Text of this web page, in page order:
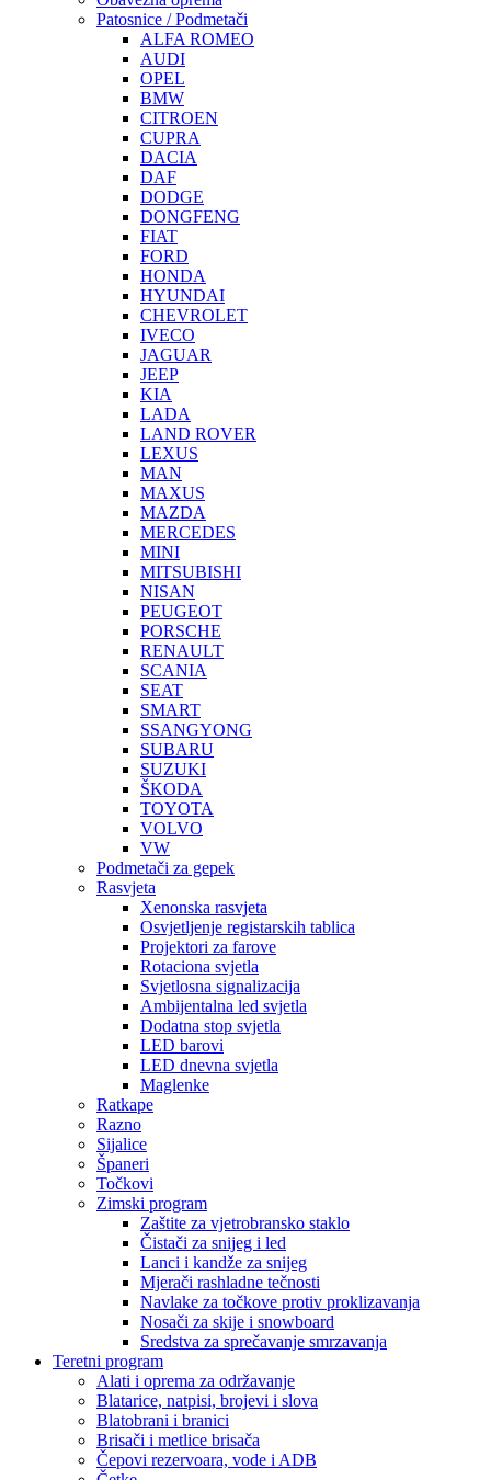
Patosnice / Podmetači
ALFA ROMEO
AUDI
OPEL
BMW
CITROEN
CUPRA
DACIA
DAF
DODGE
DONGFENG
FIAT
FORD
HONDA
HYUNDAI
CHEVROLET
IVECO
JAGUAR
JEEP
KIA
LADA
LAND ROVER
LEXUS
MAN
MAXUS
MAZDA
MERCEDES
MINI
MITSUBISHI
NISAN
PEUGEOT
PORSCHE
RENAULT
SCANIA
SEAT
SMART
SSANGYONG
SUBARU
SUZUKI
ŠKODA
TOYOTA
VOLVO
VW
Podmetači za gepek
Rasvjeta
Xenonska rasvjeta
Osvjetljenje registarskih tablica
Projektori za farove
Rotaciona svjetla
Svjetlosna signalizacija
Ambijentalna led svjetla
Dodatna stop svjetla
LED barovi
LED dnevna svjetla
Maglenke
Ratkape
Razno
Sijalice
Španeri
Točkovi
Zimski program
Zaštite za vjetrobransko staklo
Čistači za snijeg i led
Lanci i kandže za snijeg
Mjerači rashladne tečnosti
Navlake za točkove protiv proklizavanja
Nosači za skije i snowboard
Sredstva za sprečavanje smrzavanja
Teretni program
Alati i oprema za održavanje
Blatarice, natpisi, brojevi i slova
Blatobrani i branici
Brisači i metlice brisača
Čepovi rezervoara, vode i ADB